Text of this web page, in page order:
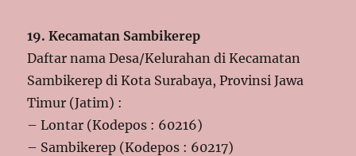
19. Kecamatan Sambikerep
Daftar nama Desa/Kelurahan di Kecamatan
Sambikerep di Kota Surabaya, Provinsi Jawa
Timur (Jatim) :
– Lontar (Kodepos : 60216)
– Sambikerep (Kodepos : 60217)